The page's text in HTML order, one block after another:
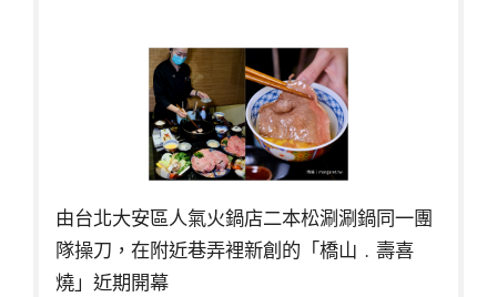
由台北大安區人氣火鍋店二本松涮涮鍋同一團
隊操刀，在附近巷弄裡新創的「橋山﹒壽喜
燒」近期開幕